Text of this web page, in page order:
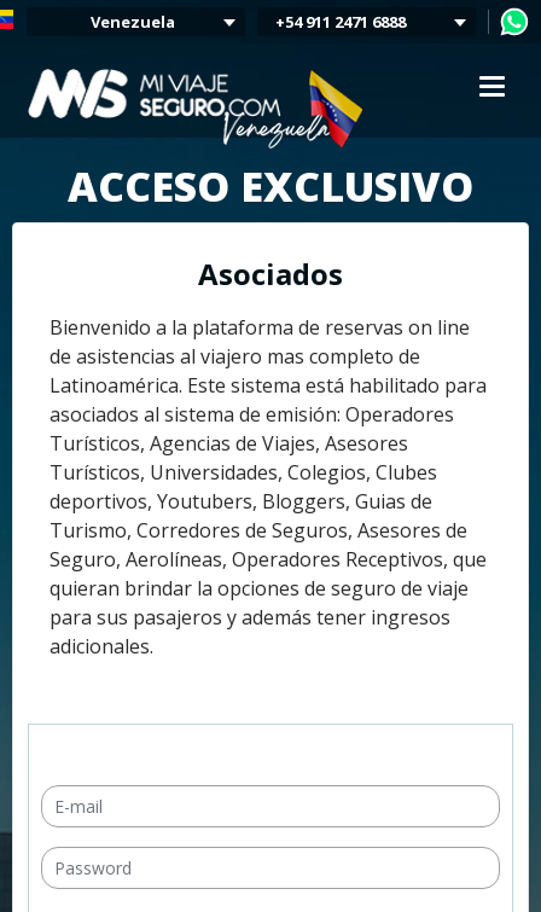
+54 911 2471 6888
Venezuela
Colombia
Mexico
Bolivia
Peru
ACCESO EXCLUSIVO
Asociados
Bienvenido a la plataforma de reservas on line
de asistencias al viajero mas completo de
Latinoamérica. Este sistema está habilitado para
asociados al sistema de emisión: Operadores
Turísticos, Agencias de Viajes, Asesores
Turísticos, Universidades, Colegios, Clubes
deportivos, Youtubers, Bloggers, Guias de
Turismo, Corredores de Seguros, Asesores de
Seguro, Aerolíneas, Operadores Receptivos, que
quieran brindar la opciones de seguro de viaje
para sus pasajeros y además tener ingresos
adicionales.